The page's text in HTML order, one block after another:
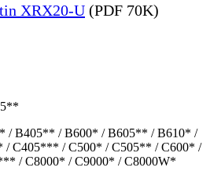
XRX20-U (PDF 70K)
/ B405** / B600* / B605** / B610* /
C405*** / C500* / C505** / C600* /
/ C8000* / C9000* / C8000W*